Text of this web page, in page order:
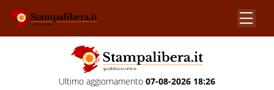
Ultimo aggiornamento 07-08-2026 18:26